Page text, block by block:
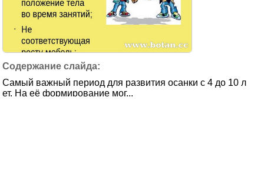
Самый важный период для развития осанки с 4 до 10 л
ет. На её формирование мог...